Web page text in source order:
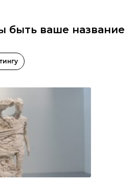
быть ваше название